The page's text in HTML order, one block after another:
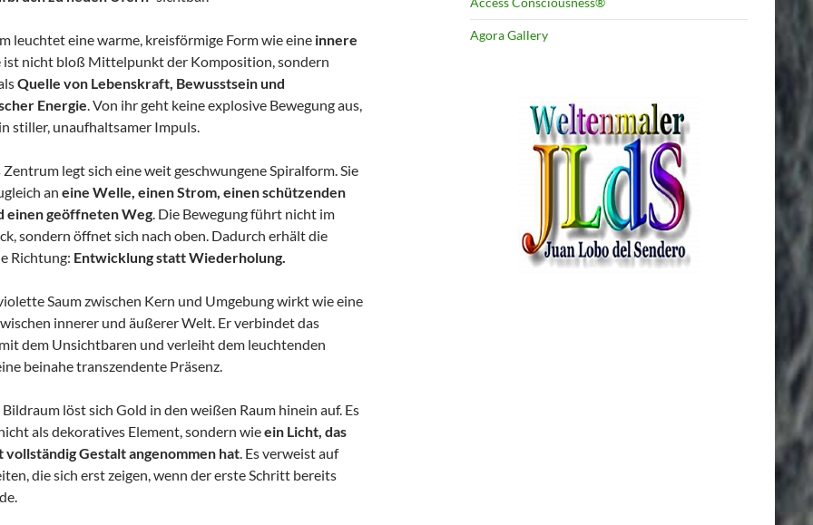
leuchtet eine warme, kreisförmige Form wie eine innere
ist nicht bloß Mittelpunkt der Komposition, sondern
Quelle von Lebenskraft, Bewusstsein und
Energie. Von ihr geht keine explosive Bewegung aus,
stiller, unaufhaltsamer Impuls.
Zentrum legt sich eine weit geschwungene Spiralform. Sie
an eine Welle, einen Strom, einen schützenden
einen geöffneten Weg. Die Bewegung führt nicht im
sondern öffnet sich nach oben. Dadurch erhält die
Richtung: Entwicklung statt Wiederholung.
Saum zwischen Kern und Umgebung wirkt wie eine
innerer und äußerer Welt. Er verbindet das
dem Unsichtbaren und verleiht dem leuchtenden
beinahe transzendente Präsenz.
löst sich Gold in den weißen Raum hinein auf. Es
als dekoratives Element, sondern wieein Licht, das
vollständig Gestalt angenommen hat. Es verweist auf
die sich erst zeigen, wenn der erste Schritt bereits
Agora Gallery